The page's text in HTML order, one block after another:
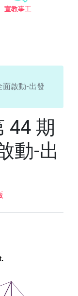
宣教事工
啟動-出發
44 期
動-出